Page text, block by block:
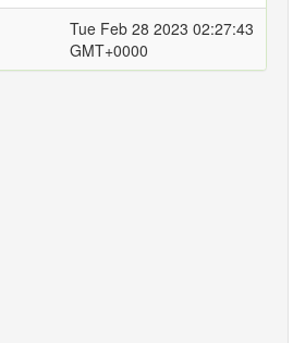
Tue Feb 28 2023 02:27:43
GMT+0000